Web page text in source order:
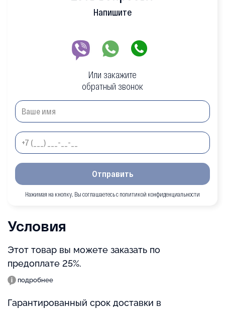
Напишите
Или закажите
обратный звонок
Отправить
Нажимая на кнопку, Вы соглашаетесь с политикой конфиденциальности
Условия
Этот товар вы можете заказать по
предоплате 25%.
подробнее
Гарантированный срок доставки в